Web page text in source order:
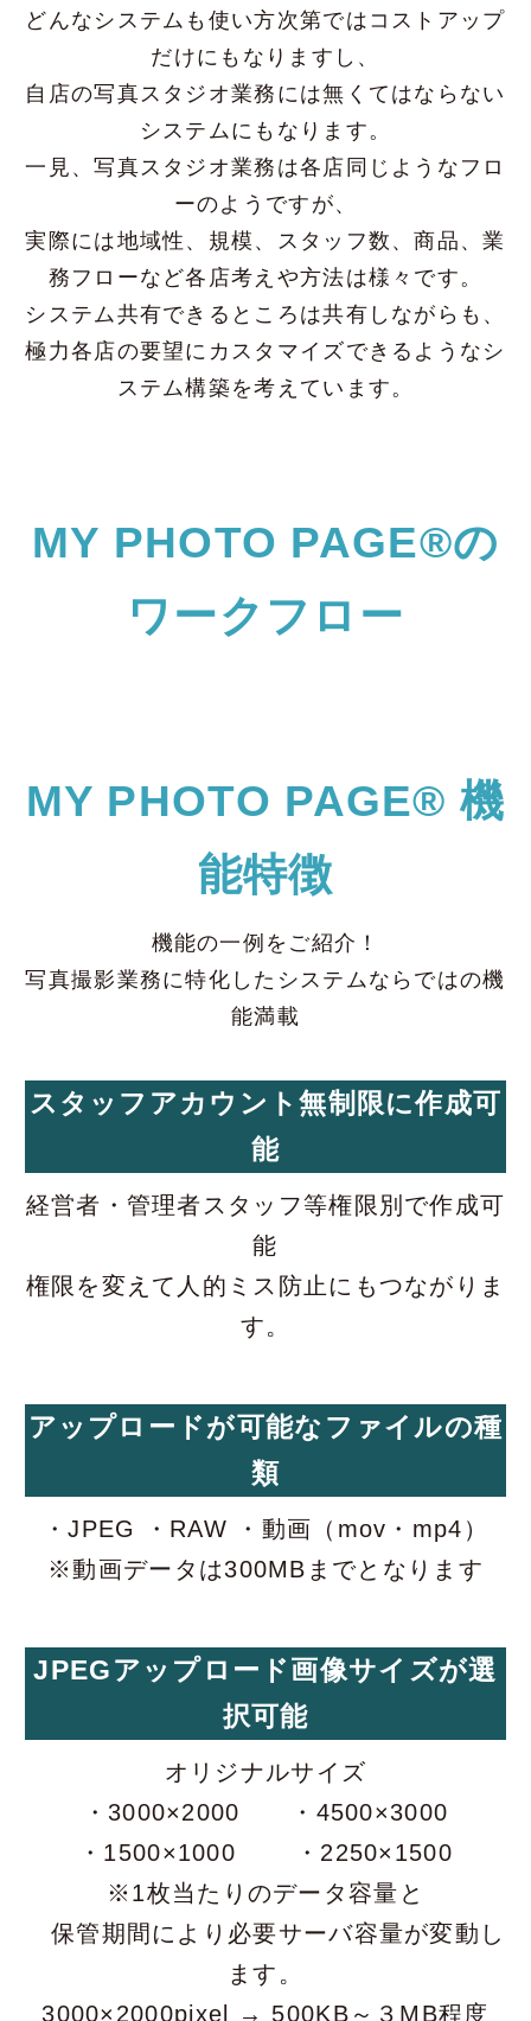
どんなシステムも使い方次第ではコストアップ
だけにもなりますし、
自店の写真スタジオ業務には無くてはならない
システムにもなります。
一見、写真スタジオ業務は各店同じようなフロ
ーのようですが、
実際には地域性、規模、スタッフ数、商品、業
務フローなど各店考えや方法は様々です。
システム共有できるところは共有しながらも、
極力各店の要望にカスタマイズできるようなシ
ステム構築を考えています。
MY PHOTO PAGE®の
ワークフロー
MY PHOTO PAGE® 機
能特徴
機能の一例をご紹介！
写真撮影業務に特化したシステムならではの機
能満載
スタッフアカウント無制限に作成可
能
経営者・管理者スタッフ等権限別で作成可
能
権限を変えて人的ミス防止にもつながりま
す。
アップロードが可能なファイルの種
類
・JPEG ・RAW ・動画（mov・mp4）
※動画データは300MBまでとなります
JPEGアップロード画像サイズが選
択可能
オリジナルサイズ
・3000×2000 ・4500×3000
・1500×1000 ・2250×1500
※1枚当たりのデータ容量と
保管期間により必要サーバ容量が変動し
ます。
3000×2000pixel → 500KB～３MB程度